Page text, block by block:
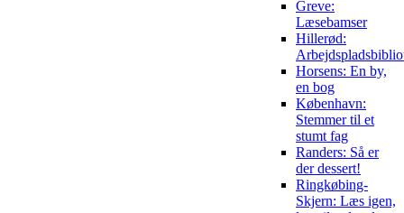
Greve:
Læsebamser
Hillerød:
Horsens: En by,
en bog
København:
Stemmer til et
stumt fag
Randers: Så er
der dessert!
Ringkøbing-
Skjern: Læs igen,